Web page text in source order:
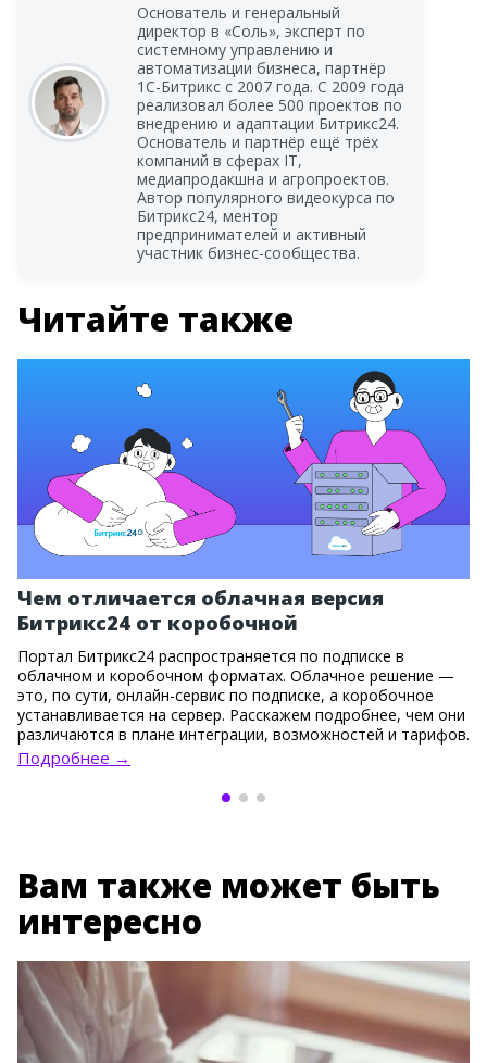
Основатель и генеральный
директор в «Соль», эксперт по
системному управлению и
автоматизации бизнеса, партнёр
1С-Битрикс с 2007 года. С 2009 года
реализовал более 500 проектов по
внедрению и адаптации Битрикс24.
Основатель и партнёр ещё трёх
компаний в сферах IT,
медиапродакшна и агропроектов.
Автор популярного видеокурса по
Битрикс24, ментор
предпринимателей и активный
участник бизнес-сообщества.
Читайте также
Чем отличается облачная версия
Битрикс24 от коробочной
Портал Битрикс24 распространяется по подписке в
облачном и коробочном форматах. Облачное решение —
это, по сути, онлайн-сервис по подписке, а коробочное
устанавливается на сервер. Расскажем подробнее, чем они
различаются в плане интеграции, возможностей и тарифов.
Подробнее →
Вам также может быть
интересно